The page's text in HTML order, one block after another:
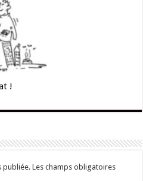
!
publiée. Les champs obligatoires